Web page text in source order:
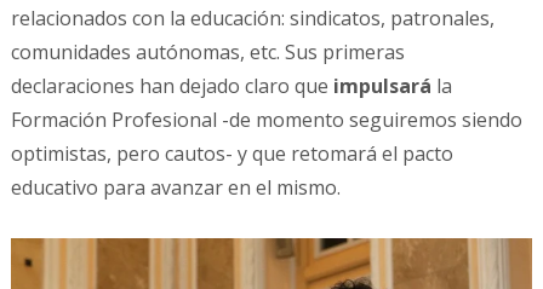
relacionados con la educación: sindicatos, patronales,
comunidades autónomas, etc. Sus primeras
declaraciones han dejado claro que impulsará la
Formación Profesional -de momento seguiremos siendo
optimistas, pero cautos- y que retomará el pacto
educativo para avanzar en el mismo.